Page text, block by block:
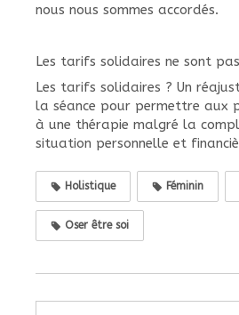
nous nous sommes accordés.
Les tarifs solidaires ne sont
Les tarifs solidaires ? Un
la séance pour permettre aux
à une thérapie malgré la
situation personnelle et
Holistique Féminin
Oser être soi